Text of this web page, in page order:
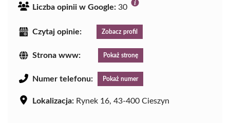
Liczba opinii w Google: 30
Czytaj opinie: Zobacz profil
Strona www: Pokaż stronę
Numer telefonu: Pokaż numer
Lokalizacja: Rynek 16, 43-400 Cieszyn